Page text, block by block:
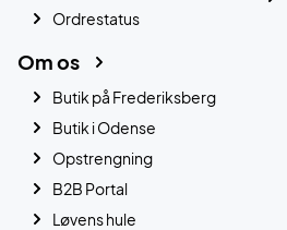
Ordrestatus
Om os
Butik på Frederiksberg
Butik i Odense
Opstrengning
B2B Portal
Løvens hule